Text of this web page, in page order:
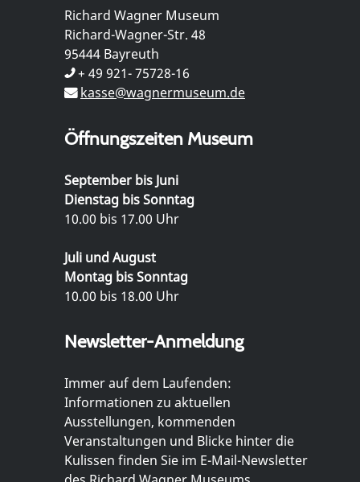
Richard Wagner Museum
Richard-Wagner-Str. 48
95444 Bayreuth
+ 49 921- 75728-16
kasse@wagnermuseum.de
Öffnungszeiten Museum
September bis Juni
Dienstag bis Sonntag
10.00 bis 17.00 Uhr
Juli und August
Montag bis Sonntag
10.00 bis 18.00 Uhr
Newsletter-Anmeldung
Immer auf dem Laufenden:
Informationen zu aktuellen
Ausstellungen, kommenden
Veranstaltungen und Blicke hinter die
Kulissen finden Sie im E-Mail-Newsletter